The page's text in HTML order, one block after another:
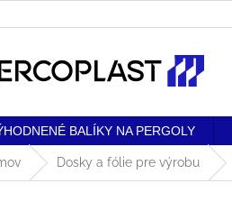
BALÍKY NA PERGOLY
Dosky a fólie pre výrobu